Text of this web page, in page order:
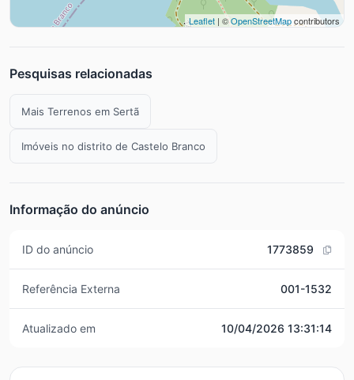
Leaflet | ©OpenStreetMapcontributors
Pesquisas relacionadas
Mais Terrenos em Sertã
Imóveis no distrito de Castelo Branco
Informação do anúncio
ID do anúncio 1773859
Referência Externa 001-1532
Atualizado em 10/04/2026 13:31:14